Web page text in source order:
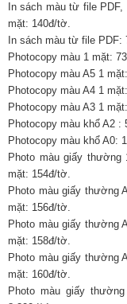
In sách màu từ file
mặt: 140đ/tờ.
In sách màu từ file
Photocopy màu 1 mặt:
Photocopy màu A5 1
Photocopy màu A4 1
Photocopy màu A3 1
Photocopy màu khổ A2
Photocopy màu khổ A0:
Photo màu giấy
mặt: 154đ/tờ.
Photo màu giấy thường
mặt: 156đ/tờ.
Photo màu giấy thường
mặt: 158đ/tờ.
Photo màu giấy thường
mặt: 160đ/tờ.
Photo màu giấy